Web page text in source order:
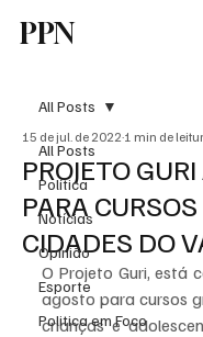
PPN
All Posts
Política
Notícias
Opinião
Esporte
Politica em Foco
All Posts
PROJETO
PARA
CIDADES DO
15 de jul. de 2022 1 min de
O Projeto Guri, está
agosto para cursos
crianças e